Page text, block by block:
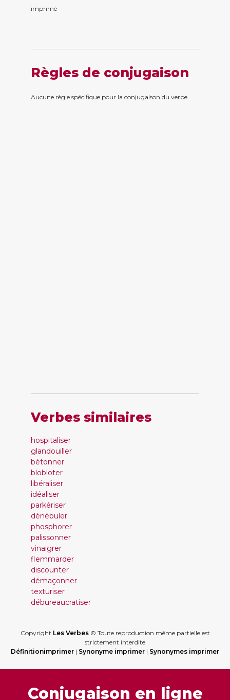
imprimé
Règles de conjugaison
Aucune règle spécifique pour la conjugaison du verbe
Verbes similaires
hospitaliser
glandouiller
bétonner
blobloter
libéraliser
idéaliser
parkériser
dénébuler
phosphorer
palissonner
vinaigrer
flemmarder
discounter
démaçonner
texturiser
débureaucratiser
Copyright Les Verbes© Toute reproduction même partielle est
strictement interdite
Définitionimprimer | Synonyme imprimer | Synonymes imprimer
Conjugaison en ligne